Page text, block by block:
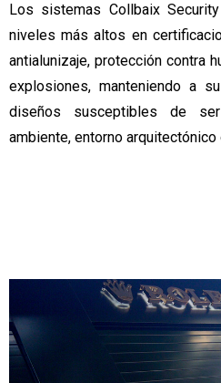
Los sistemas Collbaix
niveles más altos en
antialunizaje, protección contra
explosiones, manteniendo a
diseños susceptibles de
ambiente, entorno